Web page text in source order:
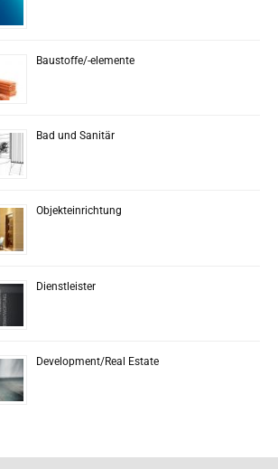
Baustoffe/-elemente
Bad und Sanitär
Objekteinrichtung
Dienstleister
Development/Real Estate